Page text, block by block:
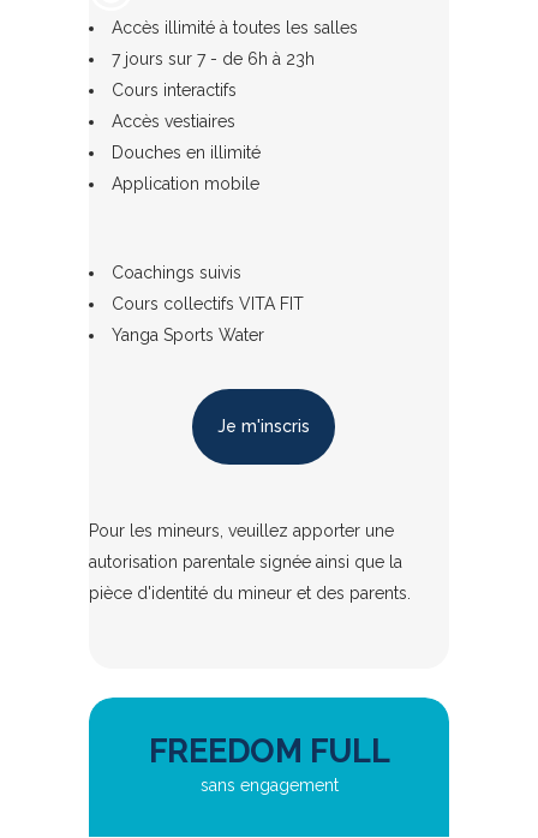
Accès illimité à toutes les salles
7 jours sur 7 - de 6h à 23h
Cours interactifs
Accès vestiaires
Douches en illimité
Application mobile
Coachings suivis
Cours collectifs VITA FIT
Yanga Sports Water
Je m'inscris
Pour les mineurs, veuillez apporter une
autorisation parentale signée ainsi que la
pièce d'identité du mineur et des parents.
FREEDOM FULL
sans engagement